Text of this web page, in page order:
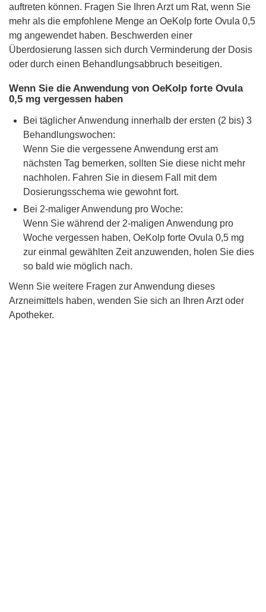
auftreten können. Fragen Sie Ihren Arzt um Rat, wenn Sie
mehr als die empfohlene Menge an OeKolp forte Ovula 0,5
mg angewendet haben. Beschwerden einer
Überdosierung lassen sich durch Verminderung der Dosis
oder durch einen Behandlungsabbruch beseitigen.
Wenn Sie die Anwendung von OeKolp forte Ovula
0,5 mg vergessen haben
Bei täglicher Anwendung innerhalb der ersten (2 bis) 3
Behandlungswochen:
Wenn Sie die vergessene Anwendung erst am
nächsten Tag bemerken, sollten Sie diese nicht mehr
nachholen. Fahren Sie in diesem Fall mit dem
Dosierungsschema wie gewohnt fort.
Bei 2-maliger Anwendung pro Woche:
Wenn Sie während der 2-maligen Anwendung pro
Woche vergessen haben, OeKolp forte Ovula 0,5 mg
zur einmal gewählten Zeit anzuwenden, holen Sie dies
so bald wie möglich nach.
Wenn Sie weitere Fragen zur Anwendung dieses
Arzneimittels haben, wenden Sie sich an Ihren Arzt oder
Apotheker.